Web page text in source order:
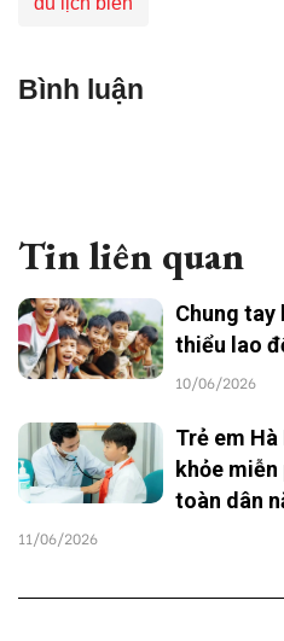
Bình luận
Tin liên quan
Chung tay
thiểu lao
10/06/2026
Trẻ em
khỏe
toàn dân
11/06/2026